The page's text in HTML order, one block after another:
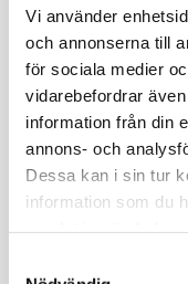
Vi använder
och annonserna till
för sociala medier
vidarebefordrar
information från din
annons- och
Dessa kan i sin tur
information som du
Centrumplatta för
Artnr:
1840874
EAN-kod:
Finns i lager